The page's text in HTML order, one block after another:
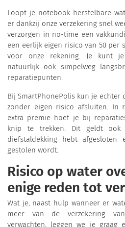
Loopt je notebook herstelbare
er dankzij onze verzekering snel
verzorgen in no-time een
een eerlijk eigen risico van 50 per
voor onze rekening. Je kunt
natuurlijk ook simpelweg
reparatiepunten.
Bij SmartPhonePolis kun je echter
zonder eigen risico afsluiten. In
extra premie hoef je bij
knip te trekken. Dit geldt ook
diefstaldekking hebt
gestolen wordt.
Risico op water
enige reden tot
Wat je, naast hulp wanneer er
meer van de verzekering
verwachten, leggen we je graag